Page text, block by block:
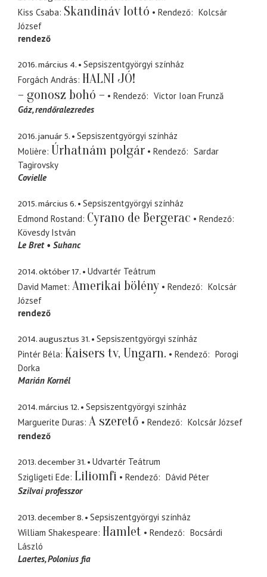
Kiss Csaba Skandináv lottó Rendező
Kolcsár
József
rendező
2016. március 4.
Sepsiszentgyörgyi színház
Forgách András HALNI JÓ!
– gonosz bohó –
Rendező
Victor Ioan Frunză
Gáz rendőralezredes
2016. január 5.
Sepsiszentgyörgyi színház
Molière Úrhatnám polgár Rendező
Sardar
Tagirovsky
Covielle
2015. március 6.
Sepsiszentgyörgyi színház
Edmond Rostand Cyrano de Bergerac
Rendező
Kövesdy István
Le Bret
Suhanc
2014. október 17.
Udvartér Teátrum
David Mamet Amerikai bölény Rendező
Kolcsár
József
rendező
2014. augusztus 31.
Sepsiszentgyörgyi színház
Pintér Béla Kaisers tv, Ungarn. Rendező
Porogi
Dorka
Marián Kornél
2014. március 12.
Sepsiszentgyörgyi színház
Marguerite Duras A szerető Rendező
Kolcsár József
rendező
2013. december 31.
Udvartér Teátrum
Szigligeti Ede Liliomfi Rendező
Dávid Péter
Szilvai professzor
2013. december 8.
Sepsiszentgyörgyi színház
William Shakespeare Hamlet Rendező
Bocsárdi
László
Laertes Polonius fia